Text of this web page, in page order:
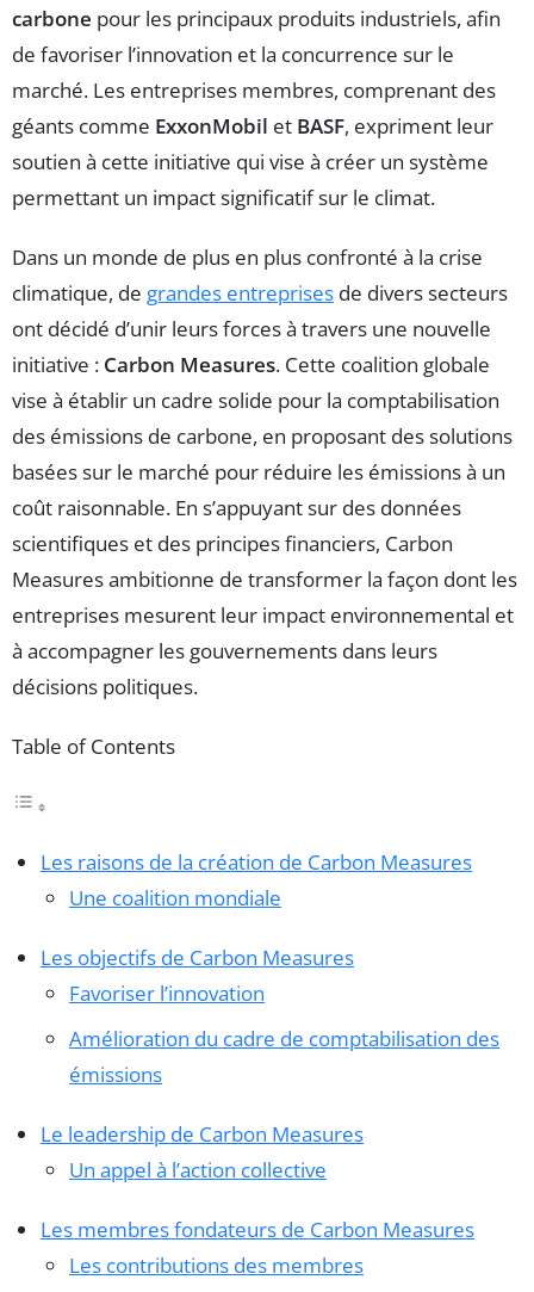
carbone pour les principaux produits industriels, afin
de favoriser l’innovation et la concurrence sur le
marché. Les entreprises membres, comprenant des
géants comme ExxonMobil et BASF, expriment leur
soutien à cette initiative qui vise à créer un système
permettant un impact significatif sur le climat.
Dans un monde de plus en plus confronté à la crise
climatique, de grandes entreprises de divers secteurs
ont décidé d’unir leurs forces à travers une nouvelle
initiative : Carbon Measures. Cette coalition globale
vise à établir un cadre solide pour la comptabilisation
des émissions de carbone, en proposant des solutions
basées sur le marché pour réduire les émissions à un
coût raisonnable. En s’appuyant sur des données
scientifiques et des principes financiers, Carbon
Measures ambitionne de transformer la façon dont les
entreprises mesurent leur impact environnemental et
à accompagner les gouvernements dans leurs
décisions politiques.
Table of Contents
Les raisons de la création de Carbon Measures
Une coalition mondiale
Les objectifs de Carbon Measures
Favoriser l’innovation
Amélioration du cadre de comptabilisation des
émissions
Le leadership de Carbon Measures
Un appel à l’action collective
Les membres fondateurs de Carbon Measures
Les contributions des membres